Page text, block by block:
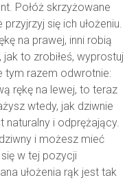
Połóż skrzyżowane
się ich ułożeniu.
na prawej, inni robią
to zrobiłeś, wyprostuj
tym razem odwrotnie:
rękę na lewej, to teraz
wtedy, jak dziwnie
naturalny i odprężający.
i możesz mieć
w tej pozycji
ułożenia rąk jest tak